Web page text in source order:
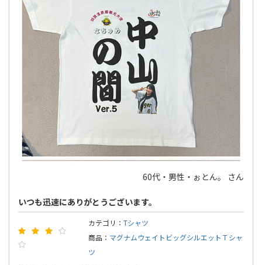
60代・男性・ぉとん。 さん
いつも迅速にありがとうございます。
カテゴリ：Tシャツ
商品： マグナムウェイトビッグシルエットＴシャ
ツ